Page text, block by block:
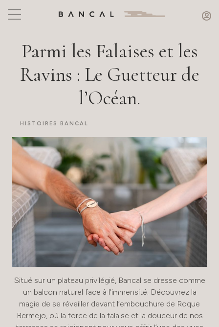
Parmi les Falaises et les
Ravins : Le Guetteur de
l’Océan.
HISTOIRES BANCAL
Situé sur un plateau privilégié, Bancal se dresse comme
un balcon naturel face à l’immensité. Découvrez la
magie de se réveiller devant l’embouchure de Roque
Bermejo, où la force de la falaise et la douceur de nos